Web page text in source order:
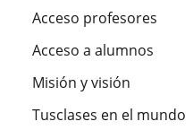
Acceso profesores
Acceso a alumnos
Misión y visión
Tusclases en el mundo